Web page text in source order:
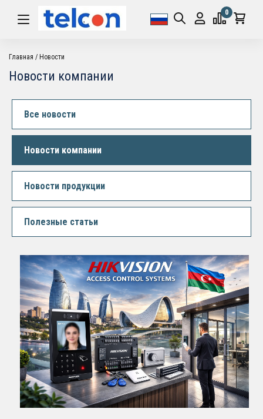
0
Главная Новости
Новости компании
Все новости
Новости компании
Новости продукции
Полезные статьи